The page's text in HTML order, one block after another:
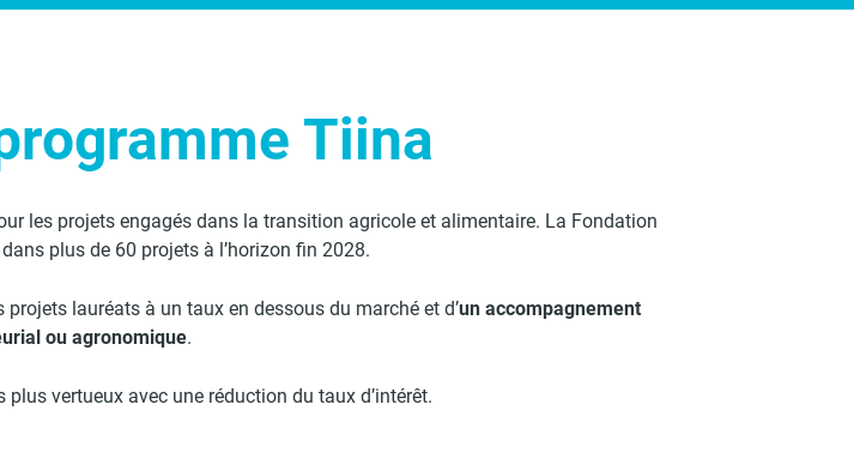
Tiina
les projets engagés dans la transition agricole et alimentaire. La Fondation
plus de 60 projets à l’horizon fin 2028.
projets lauréats à un taux en dessous du marché et d’un accompagnement
ou agronomique.
vertueux avec une réduction du taux d’intérêt.